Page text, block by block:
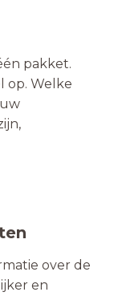
pakket.
op. Welke
over de
en